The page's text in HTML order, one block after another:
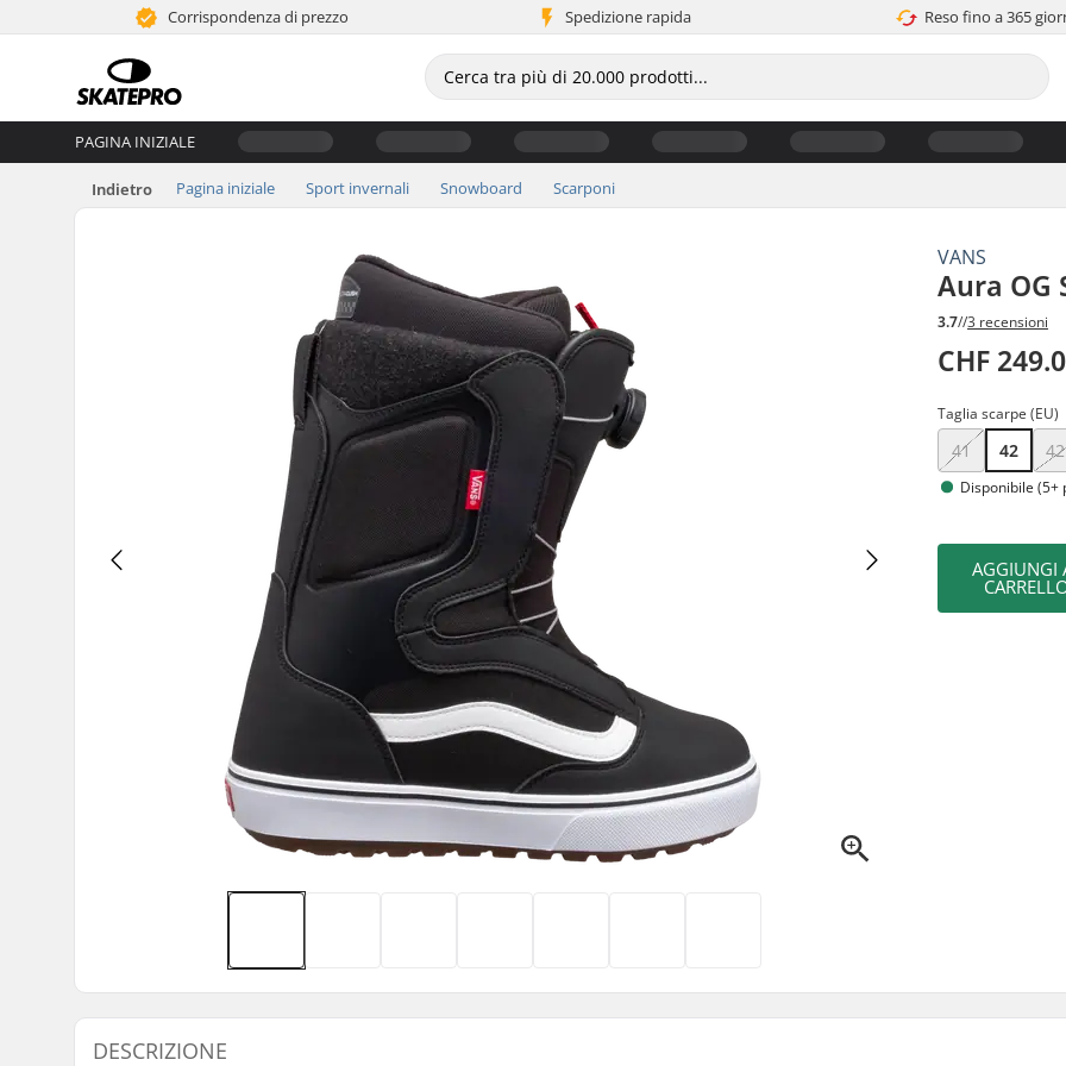
Corrispondenza di prezzo Spedizione rapida Reso fino a 365
PAGINA INIZIALE
Indietro Pagina iniziale Sport invernali Snowboard Scarponi
VANS
Aura OG
3.7//3 recensioni
CHF
Taglia scarpe (EU)
41 42
Disponibile (5+
AGGIUNGI
DESCRIZIONE